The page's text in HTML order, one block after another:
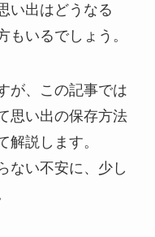
い出はどうなる
いるでしょう。
が、この記事では
思い出の保存方法
解説します。
ない不安に、少し